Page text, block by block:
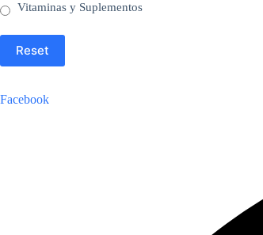
Vitaminas y Suplementos
Reset
Facebook